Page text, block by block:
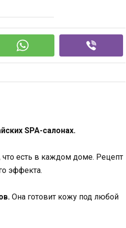
SPA-салонах.
что есть в каждом доме. Рецепт
эффекта.
Она готовит кожу под любой